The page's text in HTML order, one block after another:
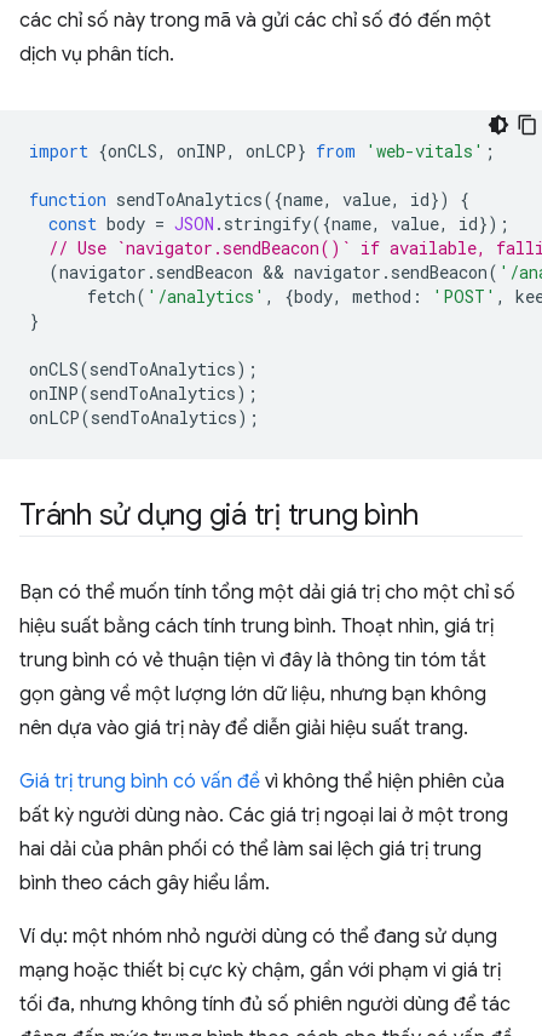
các chỉ số này trong mã và gửi các chỉ số đó đến một
dịch vụ phân tích.
import {onCLS, onINP, onLCP} from 'web-vitals' ;
function sendToAnalytics({name, value, id})
{
const body = JSON . stringify({name, value, id});
// Use `navigator.sendBeacon()` if available,
(navigator . sendBeacon && navigator . sendBeacon( '/
fetch( '/analytics' , {body, method : 'POST' ,
}
onCLS(sendToAnalytics);
onINP(sendToAnalytics);
onLCP(sendToAnalytics);
Tránh sử dụng giá trị trung bình
Bạn có thể muốn tính tổng một dải giá trị cho một chỉ số
hiệu suất bằng cách tính trung bình. Thoạt nhìn, giá trị
trung bình có vẻ thuận tiện vì đây là thông tin tóm tắt
gọn gàng về một lượng lớn dữ liệu, nhưng bạn không
nên dựa vào giá trị này để diễn giải hiệu suất trang.
Giá trị trung bình có vấn đề vì không thể hiện phiên của
bất kỳ người dùng nào. Các giá trị ngoại lai ở một trong
hai dải của phân phối có thể làm sai lệch giá trị trung
bình theo cách gây hiểu lầm.
Ví dụ: một nhóm nhỏ người dùng có thể đang sử dụng
mạng hoặc thiết bị cực kỳ chậm, gần với phạm vi giá trị
tối đa, nhưng không tính đủ số phiên người dùng để tác